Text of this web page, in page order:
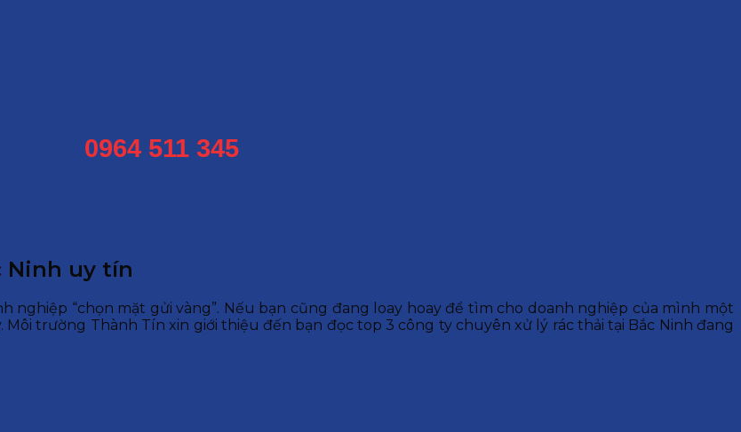
0964 511 345
Ninh uy tín
nghiệp “chọn mặt gửi vàng”. Nếu bạn cũng đang loay hoay để tìm cho doanh nghiệp của mình một
trường Thành Tín xin giới thiệu đến bạn đọc top 3 công ty chuyên xử lý rác thải tại Bắc Ninh đang